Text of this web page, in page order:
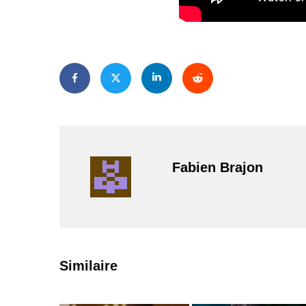
Fabien Brajon
Similaire